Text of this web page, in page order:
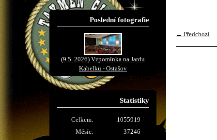
Poslední fotografie
(9.5. 2026) Vzpomínka na Jardu
Kabelku - Ostašov
Statistiky
Celkem:
1055919
Měsíc:
37246
← Předchozí